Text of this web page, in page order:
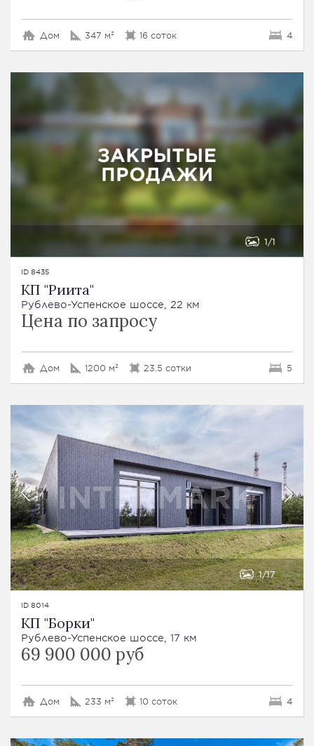
Дом 347 м² 16 соток 4
1 1
ID 8435
КП "Риита"
Рублево-Успенское шоссе, 22 км
Цена по запросу
Дом 1200 м² 23.5 сотки 5
1 17
ID 8014
КП "Борки"
Рублево-Успенское шоссе, 17 км
69 900 000 руб
Дом 233 м² 10 соток 4